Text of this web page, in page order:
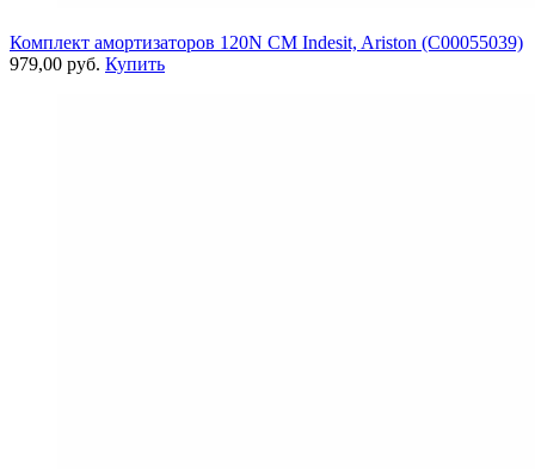
Комплект амортизаторов 120N СМ Indesit, Ariston (C00055039)
979,00 руб. Купить